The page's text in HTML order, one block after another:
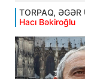
TORPAQ, ƏGƏR
Hacı Bəkiroğlu